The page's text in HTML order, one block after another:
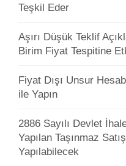
Teşkil Eder
Aşırı Düşük Teklif
Birim Fiyat Tespitine
Fiyat Dışı Unsur
ile Yapın
2886 Sayılı Devlet
Yapılan Taşınmaz
Yapılabilecek